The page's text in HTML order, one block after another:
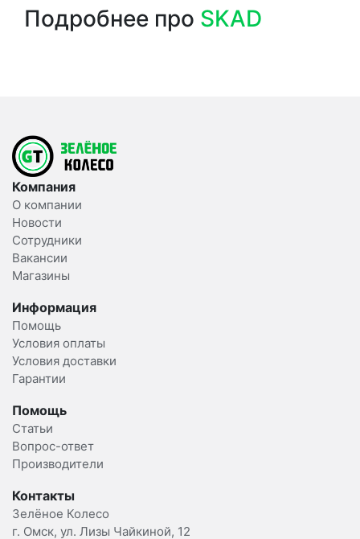
Подробнее про SKAD
Компания
О компании
Новости
Сотрудники
Вакансии
Магазины
Информация
Помощь
Условия оплаты
Условия доставки
Гарантии
Помощь
Статьи
Вопрос-ответ
Производители
Контакты
Зелёное Колесо
г. Омск, ул. Лизы Чайкиной, 12